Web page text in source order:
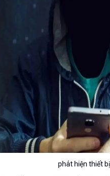
phát hiện thiết